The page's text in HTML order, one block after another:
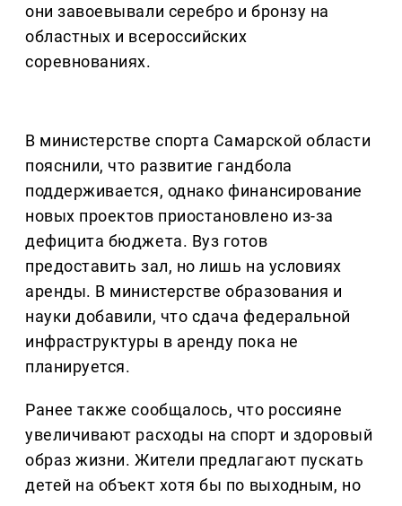
они завоевывали серебро и бронзу на
областных и всероссийских
соревнованиях.
В министерстве спорта Самарской области
пояснили, что развитие гандбола
поддерживается, однако финансирование
новых проектов приостановлено из-за
дефицита бюджета. Вуз готов
предоставить зал, но лишь на условиях
аренды. В министерстве образования и
науки добавили, что сдача федеральной
инфраструктуры в аренду пока не
планируется.
Ранее также сообщалось, что россияне
увеличивают расходы на спорт и здоровый
образ жизни. Жители предлагают пускать
детей на объект хотя бы по выходным, но